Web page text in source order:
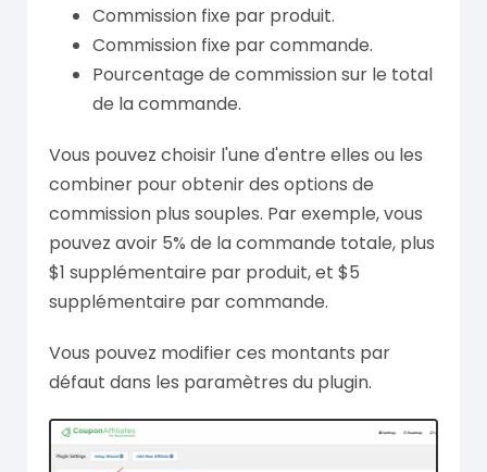
Commission fixe par produit.
Commission fixe par commande.
Pourcentage de commission sur le total
de la commande.
Vous pouvez choisir l'une d'entre elles ou les
combiner pour obtenir des options de
commission plus souples. Par exemple, vous
pouvez avoir 5% de la commande totale, plus
$1 supplémentaire par produit, et $5
supplémentaire par commande.
Vous pouvez modifier ces montants par
défaut dans les paramètres du plugin.